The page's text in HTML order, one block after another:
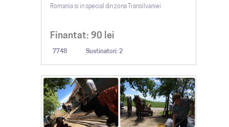
Romania si in special din zona Transilvaniei
Finantat: 90 lei
7748 Sustinatori: 2